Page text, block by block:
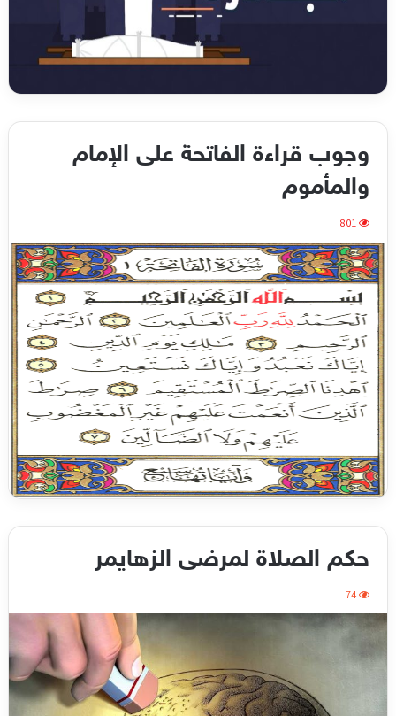
وجوب قراءة الفاتحة على الإمام
والمأموم
801
حكم الصلاة لمرضى الزهايمر
74